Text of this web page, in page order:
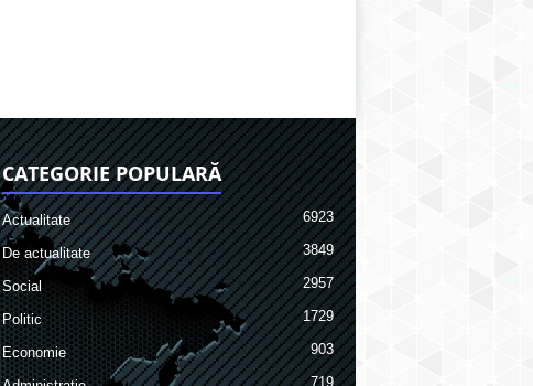
CATEGORIE POPULARĂ
Actualitate 6923
De actualitate 3849
Social 2957
Politic 1729
Economie 903
719